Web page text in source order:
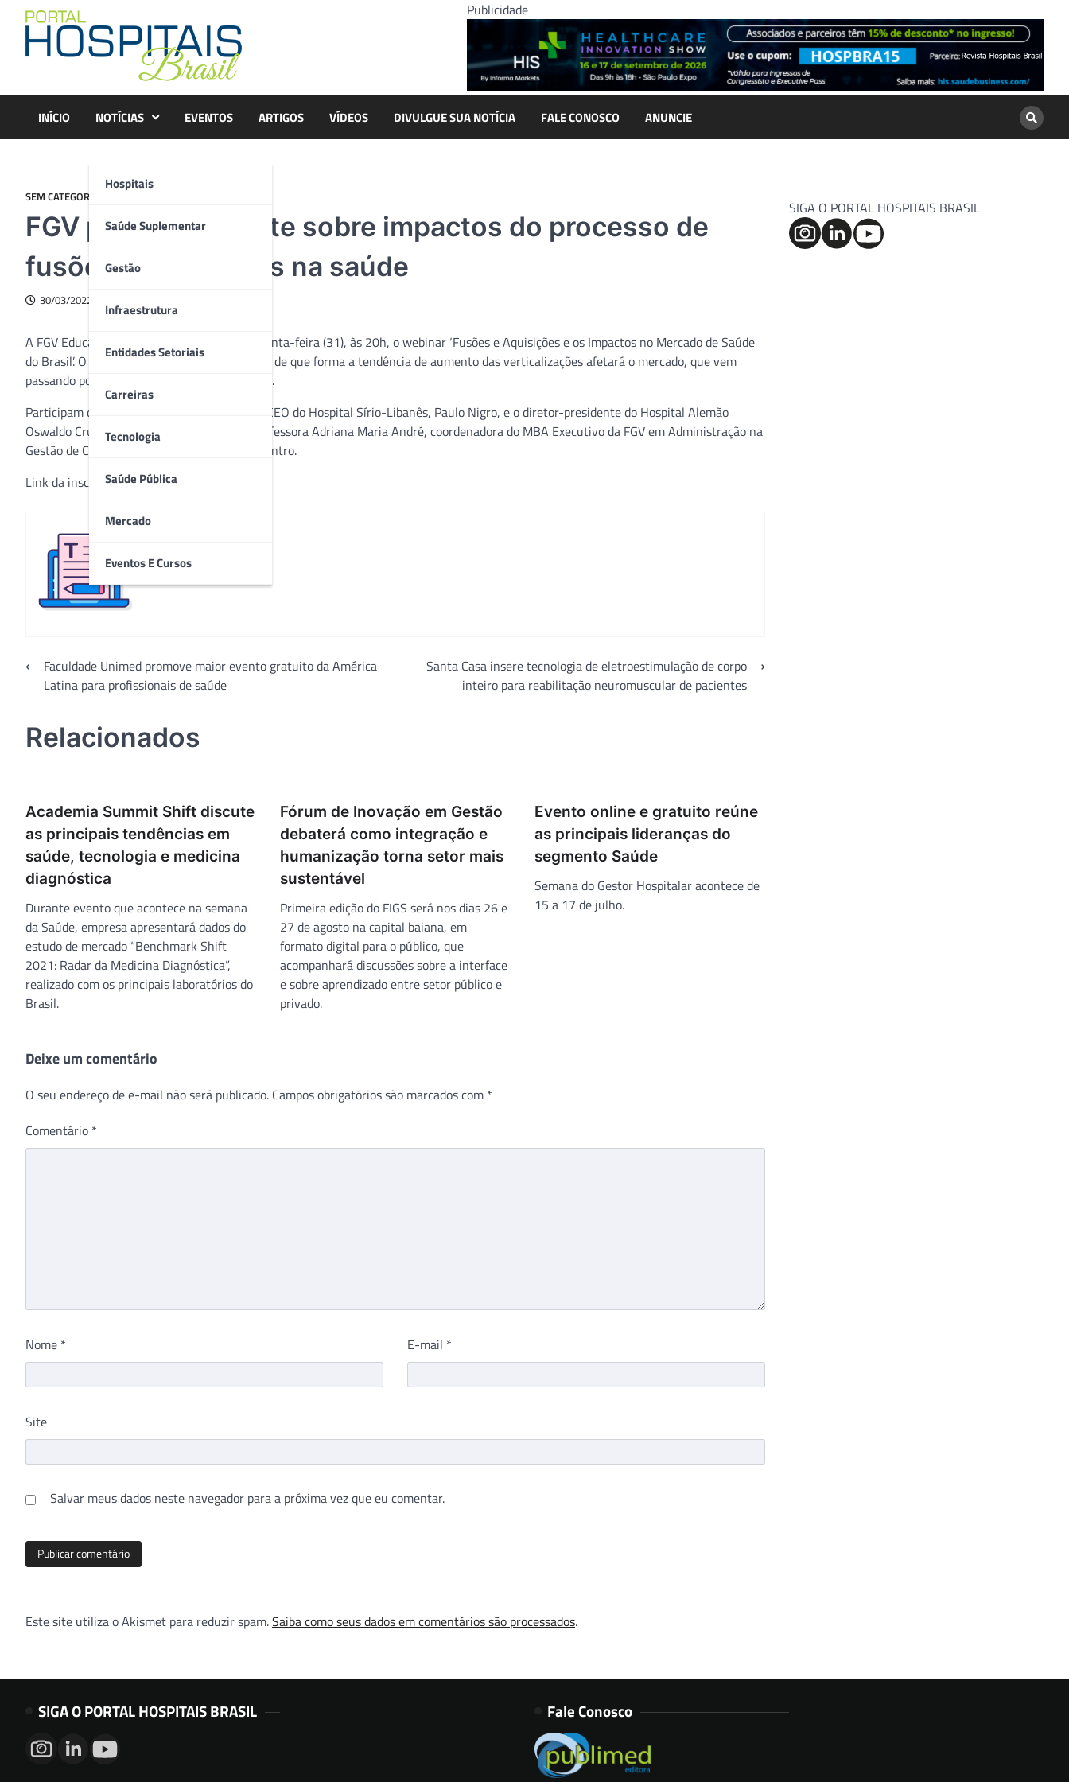
content
Publicidade
INÍCIO NOTÍCIAS
Hospitais
Saúde Suplementar
Gestão
Infraestrutura
Entidades Setoriais
Carreiras
Tecnologia
Saúde Pública
Mercado
Eventos E Cursos
EVENTOS ARTIGOS VÍDEOS DIVULGUE SUA NOTÍCIA FALE CONOSCO ANUNCIE
SEM CATEGORIA
FGV promove debate sobre impactos do processo de
fusões e aquisições na saúde
30/03/2022
A FGV Educação Executiva promove nesta quinta-feira (31), às 20h, o webinar ‘Fusões e Aquisições e os Impactos no Mercado de Saúde
do Brasil’. O objetivo do encontro será debater de que forma a tendência de aumento das verticalizações afetará o mercado, que vem
passando por um boom de fusões e aquisições.
Participam do encontro como palestrantes o CEO do Hospital Sírio-Libanês, Paulo Nigro, e o diretor-presidente do Hospital Alemão
Oswaldo Cruz, José Marcelo de Oliveira. A professora Adriana Maria André, coordenadora do MBA Executivo da FGV em Administração na
Gestão de Clínicas será a moderadora do encontro.
Link da inscrição:clique aqui​
Redação
Navegação
⟵Faculdade Unimed promove maior evento gratuito da América
Latina para profissionais de saúde
Santa Casa insere tecnologia de eletroestimulação de corpo
inteiro para reabilitação neuromuscular de pacientes
⟶
Relacionados
Academia Summit Shift discute
as principais tendências em
saúde, tecnologia e medicina
diagnóstica
Durante evento que acontece na semana
da Saúde, empresa apresentará dados do
estudo de mercado “Benchmark Shift
2021: Radar da Medicina Diagnóstica”,
realizado com os principais laboratórios do
Brasil.
Fórum de Inovação em Gestão
debaterá como integração e
humanização torna setor mais
sustentável
Primeira edição do FIGS será nos dias 26 e
27 de agosto na capital baiana, em
formato digital para o público, que
acompanhará discussões sobre a interface
e sobre aprendizado entre setor público e
privado.
Evento online e gratuito reúne
as principais lideranças do
segmento Saúde
Semana do Gestor Hospitalar acontece de
15 a 17 de julho.
Deixe um comentário
O seu endereço de e-mail não será publicado. Campos obrigatórios são marcados com *
Comentário *
Nome * E-mail *
Site
Salvar meus dados neste navegador para a próxima vez que eu comentar.
Este site utiliza o Akismet para reduzir spam.Saiba como seus dados em comentários são processados.
SIGA O PORTAL HOSPITAIS BRASIL
SIGA O PORTAL HOSPITAIS BRASIL Fale Conosco